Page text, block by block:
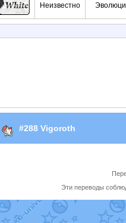
Неизвестно
#288 Vigoroth
Эти переводы